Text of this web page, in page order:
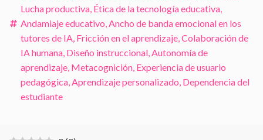
Lucha productiva, Ética de la tecnología educativa,
Andamiaje educativo,Ancho de banda emocional en los
tutores de IA, Fricción en el aprendizaje,Colaboración de
IA humana, Diseño instruccional,Autonomía de
aprendizaje, Metacognición, Experiencia de usuario
pedagógica,Aprendizaje personalizado, Dependencia del
estudiante